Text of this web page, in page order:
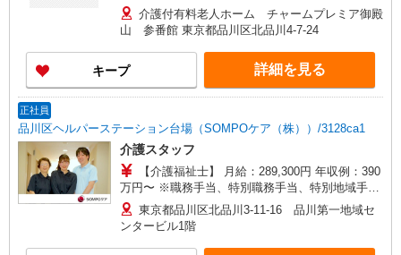
験・能力による
介護付有料老人ホーム チャームプレミア御殿
山 参番館 東京都品川区北品川4-7-24
キープ 詳細を見る
正社員
品川区ヘルパーステーション台場（SOMPOケア（株））/3128ca1
介護スタッフ
【介護福祉士】 月給：289,300円 年収例：390
万円〜 ※職務手当、特別職務手当、特別地域手
当、（東京都）居住支援特別手当、働きがい向上
手当、日祝手当（月平均2回分）等、毎月平均的に
支払われる手当を含みます。 ※居住支援特別手当
は勤続5年目までの方はさらに1万円支給（再入社
東京都品川区北品川3-11-16 品川第一地域セ
ンタービル1階